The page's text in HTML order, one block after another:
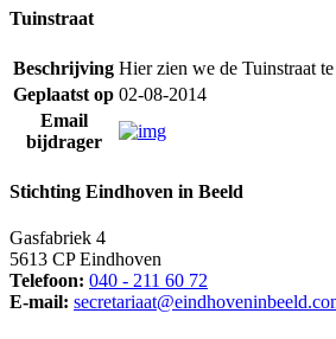
Tuinstraat
Beschrijving Hier zien we de Tuinstraat
Geplaatst op 02-08-2014
Email
bijdrager
Stichting Eindhoven in Beeld
Gasfabriek 4
5613 CP Eindhoven
Telefoon: 040 - 211 60 72
E-mail: